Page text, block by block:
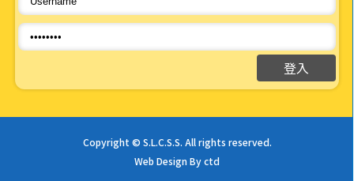
Copyright © S.L.C.S.S. All rights reserved.
Web Design By ctd